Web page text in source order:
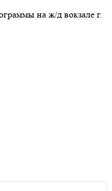
на ж/д вокзале г.